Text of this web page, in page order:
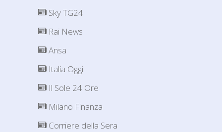
Sky TG24
Rai News
Ansa
Italia Oggi
Il Sole 24 Ore
Milano Finanza
Corriere della Sera